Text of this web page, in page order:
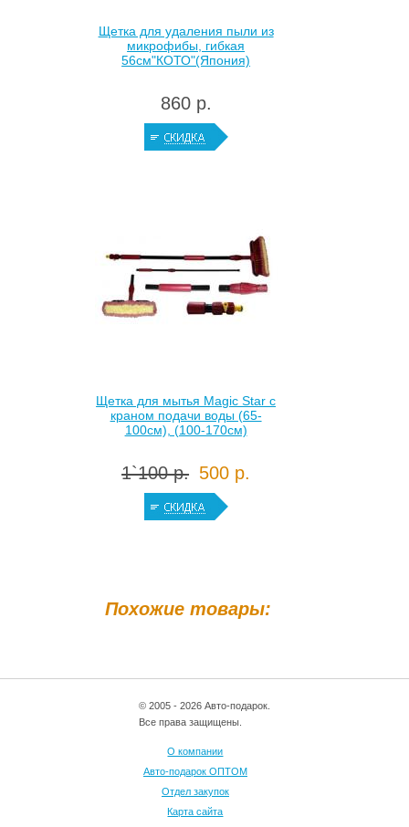
Похожие товары:
Щетка для удаления пыли из
микрофибы, гибкая
56см"КОТО"(Япония)
860 р.
Щетка для мытья Magic Star с
краном подачи воды (65-
100см), (100-170см)
1`100 р. 500 р.
© 2005 - 2026 Авто-подарок.
Все права защищены.
О компании
Авто-подарок ОПТОМ
Отдел закупок
Карта сайта